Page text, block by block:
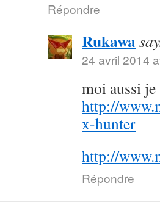
Répondre
Rukawa
24 avril 2014
moi aussi
http://
x-hunter
http://
Répondre